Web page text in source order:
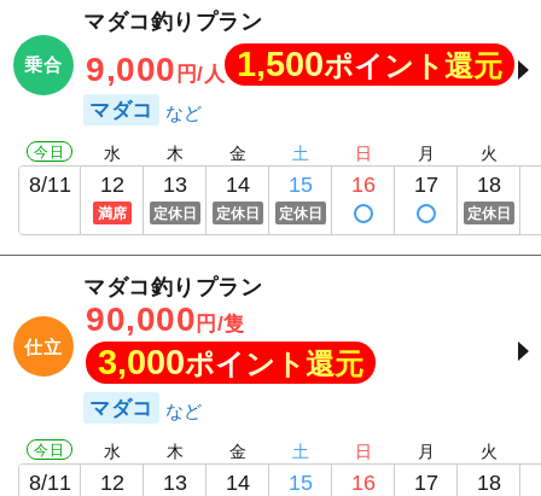
乗合
マダコ釣りプラン
9,000 円/人 1,500ポイント還元
マダコ
今日
8/11
水
12
満席
木
13
定休日
金
14
定休日
土
15
定休日
日
16
月
17
火
18
定休日
仕立
マダコ釣りプラン
90,000 円/隻
3,000ポイント還元
マダコ
今日
8/11
水
12
木
13
金
14
土
15
日
16
月
17
火
18